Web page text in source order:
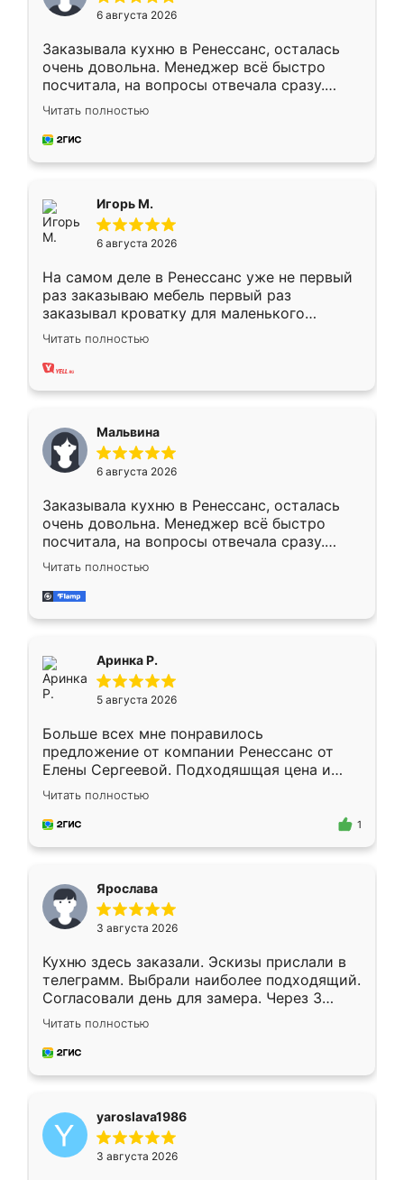
6 августа 2026
Заказывала кухню в Ренессанс, осталась
очень довольна. Менеджер всё быстро
посчитала, на вопросы отвечала сразу.
Замерщик приехал в субботу, подошёл к
делу со всей ответственностью. Собрали
за день, ребята работали аккуратно, даже
Читать полностью
Игорь М.
6 августа 2026
На самом деле в Ренессанс уже не первый
раз заказываю мебель первый раз
заказывал кроватку для маленького
ребёнка при его рождении ,во второй раз
заказал шкаф-купе. По качеству очень
хорошее сборка достаточно быстрая,
меньше, здесь же он более разнообразный.
Мне нравится ,если что-то потребуется из
мебели буду заказывать только здесь.
Читать полностью
Мальвина
6 августа 2026
Заказывала кухню в Ренессанс, осталась
очень довольна. Менеджер всё быстро
посчитала, на вопросы отвечала сразу.
Замерщик приехал в субботу, подошёл к
делу со всей ответственностью. Собрали
за день, ребята работали аккуратно, даже
Читать полностью
Аринка Р.
5 августа 2026
Больше всех мне понравилось
предложение от компании Ренессанс от
Елены Сергеевой. Подходяшщая цена и
короткие сроки изготовления. Приехавший
для замера сотрудник Владислав
предложил по моему эскизу самый
Читать полностью
1
Ярослава
3 августа 2026
Кухню здесь заказали. Эскизы прислали в
телеграмм. Выбрали наиболее подходящий.
Согласовали день для замера. Через 3
недели кухня была уже готова. Остались
довольны работой. Спасибо Ренессанс
мебель за качественную работу!
Читать полностью
yaroslava1986
3 августа 2026